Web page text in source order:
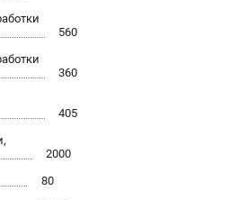
560
360
405
2000
80